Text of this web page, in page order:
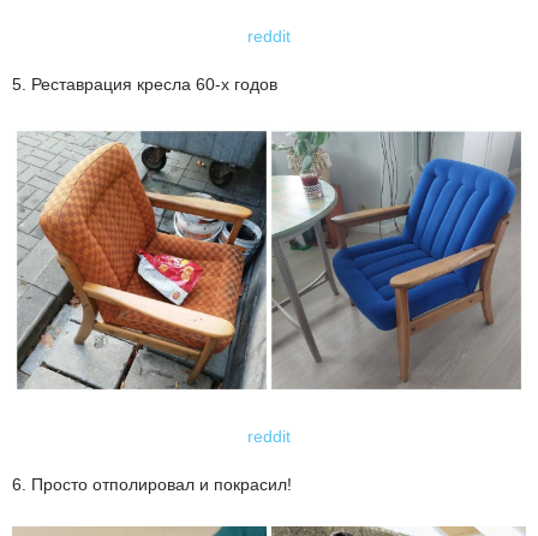
reddit
5. Реставрация кресла 60-х годов
reddit
6. Просто отполировал и покрасил!